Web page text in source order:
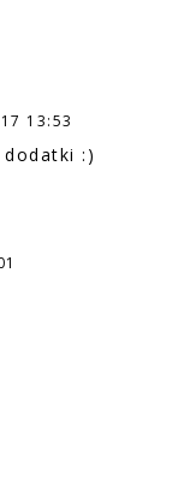
13:53
:)